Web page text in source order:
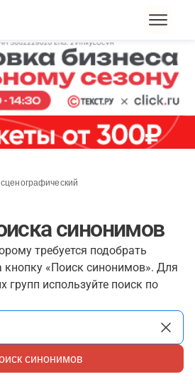
сценографический
синонимов
требуется подобрать
кнопку «Поиск синонимов». Для
групп используйте поиск по
синонимов